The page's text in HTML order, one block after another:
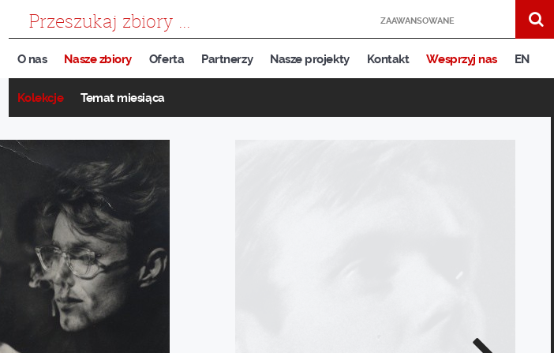
ZAAWANSOWANE
O nas Nasze zbiory
Kolekcje Temat miesiąca
Oferta Partnerzy Nasze projekty Kontakt Wesprzyj nas EN
Następne